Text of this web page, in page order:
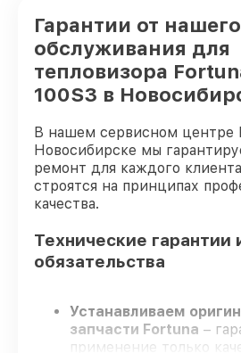
Гарантии от
обслуживания для
тепловизора
100S3 в
В нашем сервисном центре
Новосибирске мы
ремонт для каждого
строятся на принципах
качества.
Технические гарантии
обязательства
Устанавливаем
запчасти Fortuna –
применение только